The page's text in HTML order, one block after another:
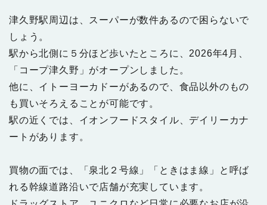
津久野駅周辺は、スーパーが数件あるので困らないで
しょう。
駅から北側に５分ほど歩いたところに、2026年4月、
「コープ津久野」がオープンしました。
他に、イトーヨーカドーがあるので、食品以外のもの
も買いそろえることが可能です。
駅の近くでは、イオンフードスタイル、デイリーカナ
ートがあります。
買物の面では、「泉北２号線」「ときはま線」と呼ば
れる幹線道路沿いで店舗が充実しています。